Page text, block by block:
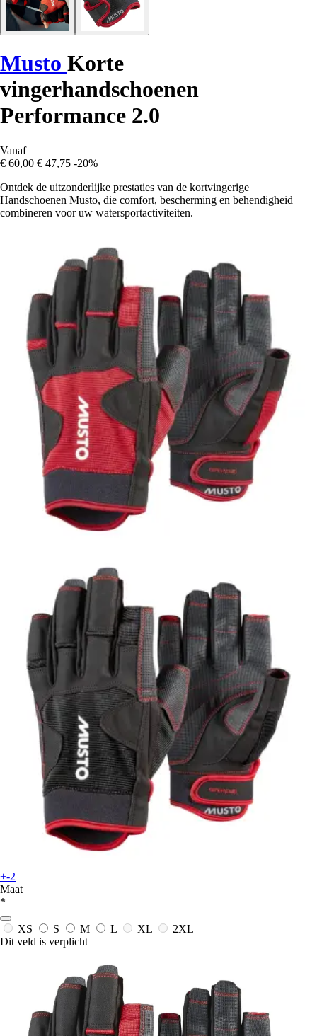
Musto Korte
vingerhandschoenen
Performance 2.0
Vanaf
€ 60,00 € 47,75 -20%
Ontdek de uitzonderlijke prestaties van de kortvingerige
Handschoenen Musto, die comfort, bescherming en behendigheid
combineren voor uw watersportactiviteiten.
+-2
Maat
*
XS S M L XL
2XL
Dit veld is verplicht